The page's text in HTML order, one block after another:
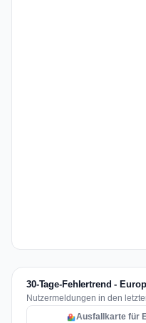
30-Tage-Fehlertrend -
Nutzermeldungen in den
Ausfallkarte für